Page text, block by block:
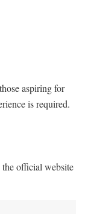
aspiring for
is required.
official website